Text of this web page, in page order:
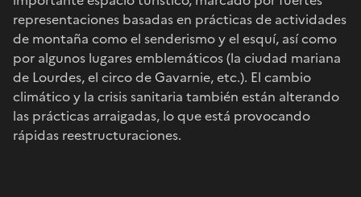
representaciones basadas en prácticas de actividades
de montaña como el senderismo y el esquí, así como
por algunos lugares emblemáticos (la ciudad mariana
de Lourdes, el circo de Gavarnie, etc.). El cambio
climático y la crisis sanitaria también están alterando
las prácticas arraigadas, lo que está provocando
rápidas reestructuraciones.